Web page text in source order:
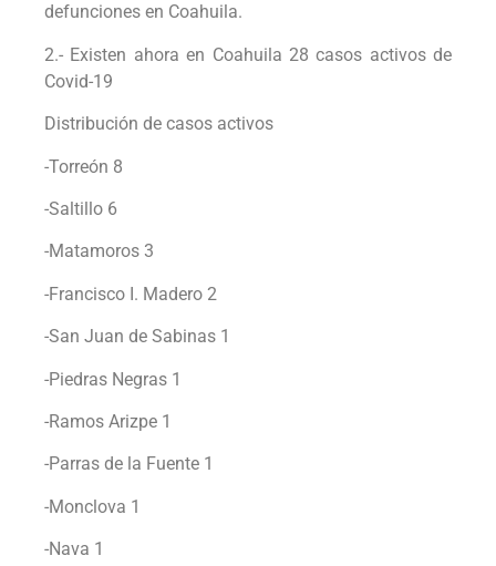
defunciones en Coahuila.
2.- Existen ahora en Coahuila 28 casos activos de
Covid-19
Distribución de casos activos
-Torreón 8
-Saltillo 6
-Matamoros 3
-Francisco I. Madero 2
-San Juan de Sabinas 1
-Piedras Negras 1
-Ramos Arizpe 1
-Parras de la Fuente 1
-Monclova 1
-Nava 1